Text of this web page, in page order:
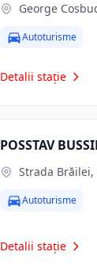
George
Autoturisme
Detalii stație
POSSTAV
Strada Brăilei,
Autoturisme
Detalii stație